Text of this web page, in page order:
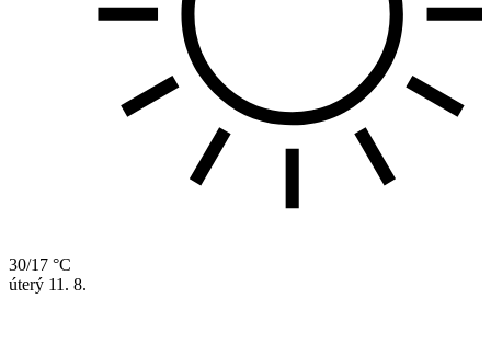
30/17 °C
úterý 11. 8.